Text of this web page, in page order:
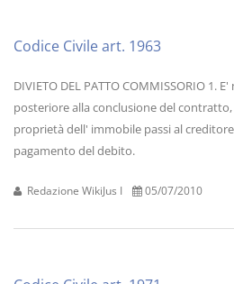
Codice Civile art. 1963
DIVIETO DEL PATTO COMMISSORIO 1.
posteriore alla conclusione del contratto,
proprietà dell' immobile passi al
pagamento del debito.
Redazione WikiJus I 05/07/2010